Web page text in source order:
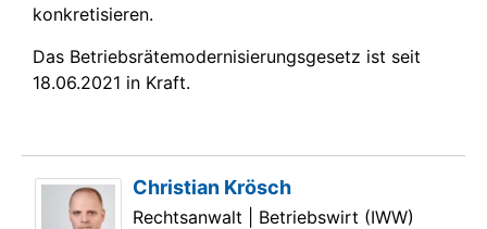
konkretisieren.
Das Betriebsrätemodernisierungsgesetz ist seit
18.06.2021 in Kraft.
Christian Krösch
Rechtsanwalt | Betriebswirt (IWW)